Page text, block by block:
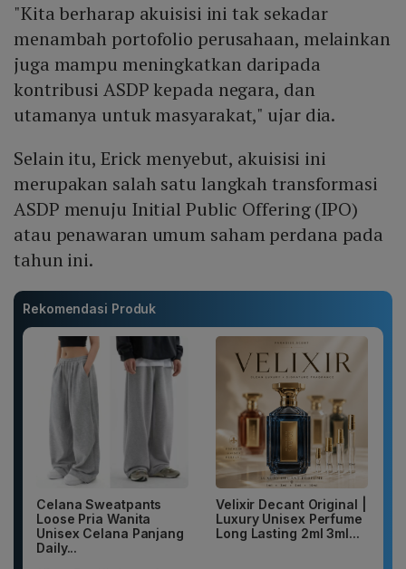
"Kita berharap akuisisi ini tak sekadar
menambah portofolio perusahaan, melainkan
juga mampu meningkatkan daripada
kontribusi ASDP kepada negara, dan
utamanya untuk masyarakat," ujar dia.
Selain itu, Erick menyebut, akuisisi ini
merupakan salah satu langkah transformasi
ASDP menuju Initial Public Offering (IPO)
atau penawaran umum saham perdana pada
tahun ini.
Rekomendasi Produk
Celana Sweatpants
Loose Pria Wanita
Unisex Celana Panjang
Daily...
Velixir Decant Original |
Luxury Unisex Perfume
Long Lasting 2ml 3ml...